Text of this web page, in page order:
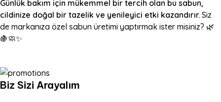
Günlük bakım için mükemmel bir tercih olan bu sabun,
cildinize doğal bir tazelik ve yenileyici etki kazandırır. Siz
de markanıza özel sabun üretimi yaptırmak ister misiniz? 🌿
🍇🧼✨
Biz Sizi Arayalım